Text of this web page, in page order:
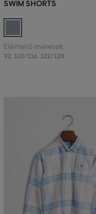
SWIM SHORTS
Elérhető méretek:
92, 110/116, 122/128